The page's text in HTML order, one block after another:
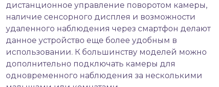
дистанционное управление поворотом камеры,
наличие сенсорного дисплея и возможности
удаленного наблюдения через смартфон делают
данное устройство еще более удобным в
использовании. К большинству моделей можно
дополнительно подключать камеры для
одновременного наблюдения за несколькими